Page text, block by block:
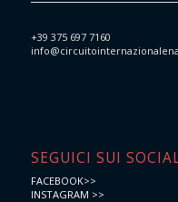
+39 375 697 7160
SEGUICI SUI
FACEBOOK>>
INSTAGRAM >>